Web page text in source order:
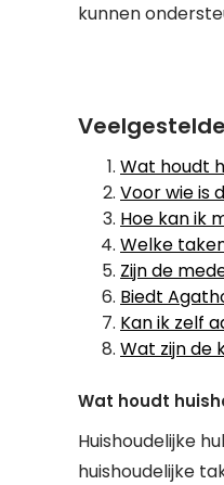
kunnen
Wat houdt
Voor wie is
Hoe kan ik
Welke
Zijn de
Biedt
Kan ik zelf
Wat zijn de
Wat houdt
Huishoudelijke
huishoudelijke